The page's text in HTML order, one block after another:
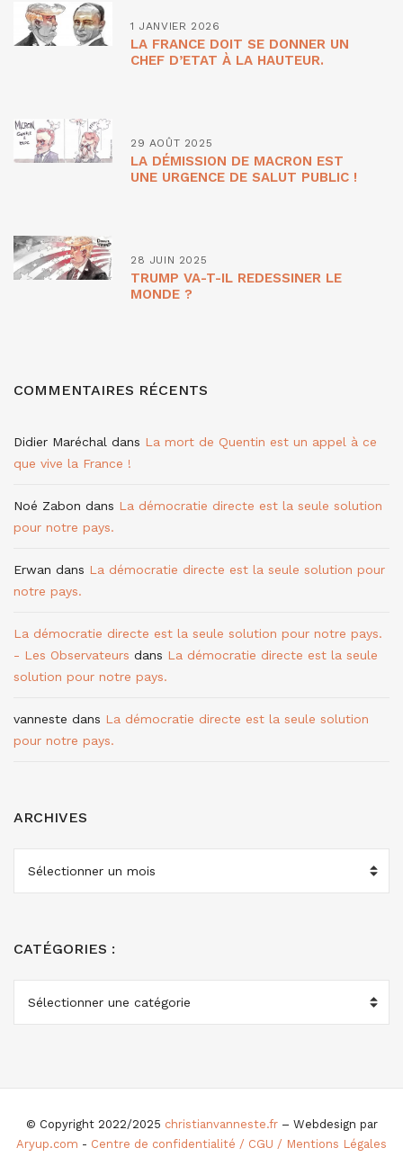
1 JANVIER 2026
LA FRANCE DOIT SE DONNER UN
CHEF D’ETAT À LA HAUTEUR.
29 AOÛT 2025
LA DÉMISSION DE MACRON EST
UNE URGENCE DE SALUT PUBLIC !
28 JUIN 2025
TRUMP VA-T-IL REDESSINER LE
MONDE ?
COMMENTAIRES RÉCENTS
Didier Maréchal dans La mort de Quentin est un appel à ce
que vive la France !
Noé Zabon dans La démocratie directe est la seule solution
pour notre pays.
Erwan dans La démocratie directe est la seule solution pour
notre pays.
La démocratie directe est la seule solution pour notre pays.
- Les Observateurs dans La démocratie directe est la seule
solution pour notre pays.
vanneste dans La démocratie directe est la seule solution
pour notre pays.
ARCHIVES
ARCHIVES
CATÉGORIES :
CATÉGORIES
© Copyright 2022/2025 christianvanneste.fr– Webdesign par
Aryup.com - Centre de confidentialité / CGU / Mentions Légales